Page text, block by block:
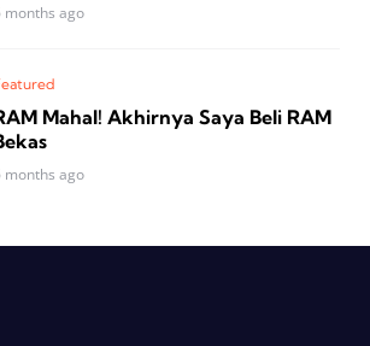
months ago
Mahal! Akhirnya Saya Beli RAM
months ago